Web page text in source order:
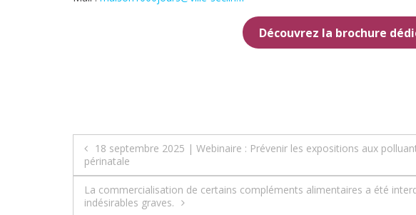
Découvrez la brochure
Navigation
de
l’article
18 septembre 2025 | Webinaire : Prévenir les expositions aux
périnatale
La commercialisation de certains compléments alimentaires a été
indésirables graves.